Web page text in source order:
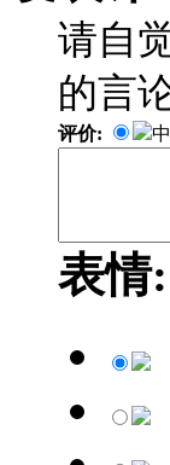
请自
的言论
评价:
表情: